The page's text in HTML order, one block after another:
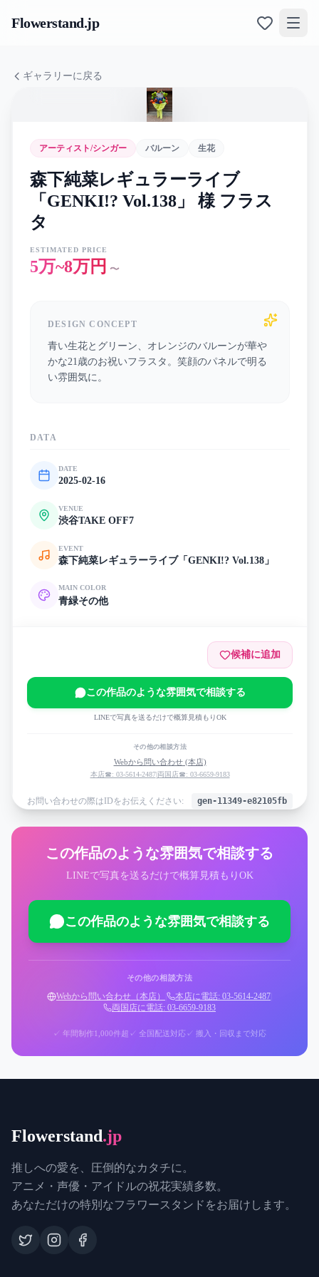
Flowerstand.jp
ギャラリーに戻る
アーティスト/シンガー バルーン 生花
森下純菜レギュラーライブ
「GENKI!? Vol.138」 様 フラス
タ
ESTIMATED PRICE
5万~8万円 〜
DESIGN CONCEPT
青い生花とグリーン、オレンジのバルーンが華や
かな21歳のお祝いフラスタ。笑顔のパネルで明る
い雰囲気に。
DATA
DATE
2025-02-16
VENUE
渋谷TAKE OFF7
EVENT
森下純菜レギュラーライブ「GENKI!? Vol.138」
MAIN COLOR
青緑その他
候補に追加
この作品のような雰囲気で相談する
LINEで写真を送るだけで概算見積もりOK
その他の相談方法
Webから問い合わせ (本店)
本店☎: 03-5614-2487|両国店☎: 03-6659-9183
お問い合わせの際はIDをお伝えください: gen-11349-e82105fb
この作品のような雰囲気で相談する
LINEで写真を送るだけで概算見積もりOK
この作品のような雰囲気で相談する
その他の相談方法
Webから問い合わせ（本店） 本店に電話: 03-5614-2487
両国店に電話: 03-6659-9183
✓ 年間制作1,000件超 ✓ 全国配送対応 ✓ 搬入・回収まで対応
Flowerstand.jp
推しへの愛を、圧倒的なカタチに。
アニメ・声優・アイドルの祝花実績多数。
あなただけの特別なフラワースタンドをお届けします。